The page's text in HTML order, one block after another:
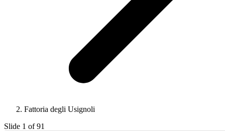
Fattoria degli Usignoli
Slide 1 of 91